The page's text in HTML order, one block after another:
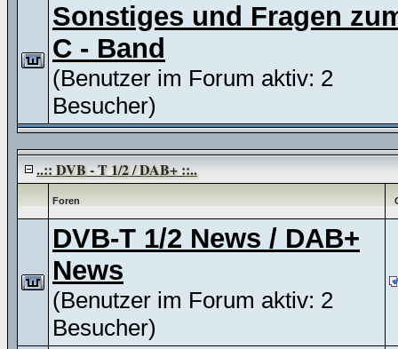
Sonstiges und Fragen
C - Band
(Benutzer im Forum aktiv: 2
Besucher)
..:: DVB - T 1/2 / DAB+ ::..
Foren
DVB-T 1/2 News / DAB+
News
(Benutzer im Forum aktiv: 2
Besucher)